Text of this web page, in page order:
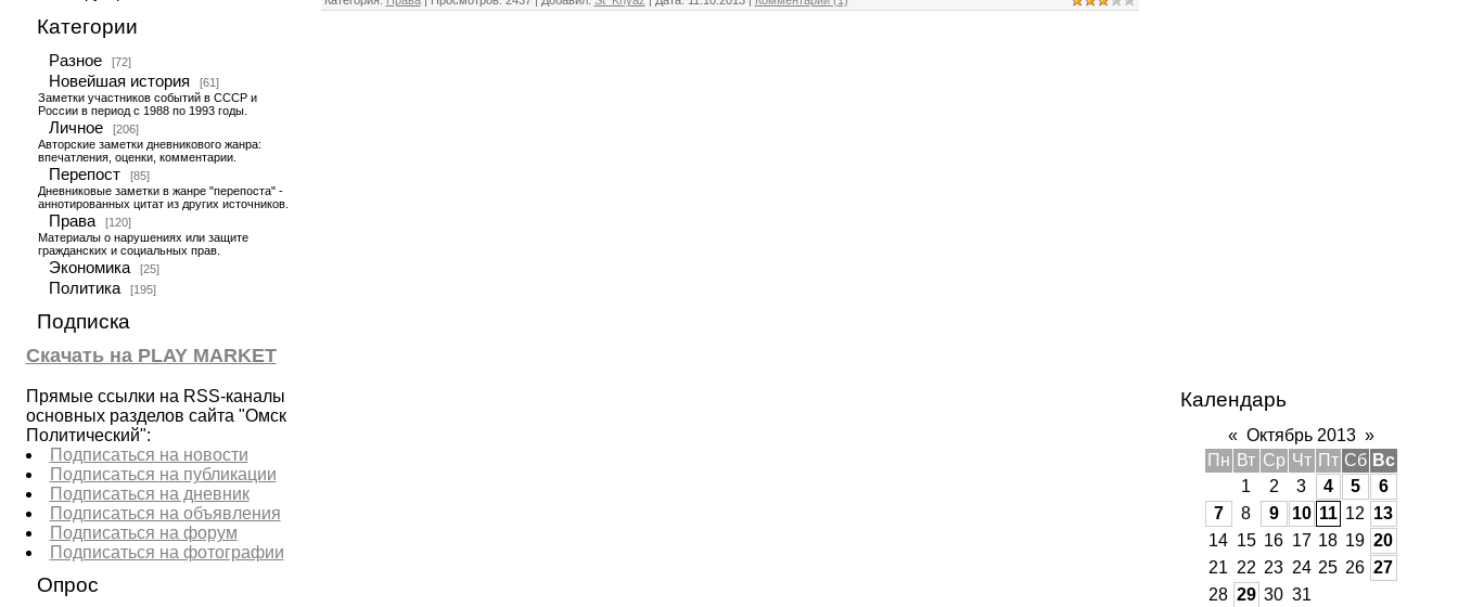
Категории
Разное [72]
Новейшая история
[61]
Заметки участников событий в СССР и
России в период с 1988 по 1993 годы.
Личное
[206]
Авторские заметки дневникового жанра:
впечатления, оценки, комментарии.
Перепост
[85]
Дневниковые заметки в жанре "перепоста" -
аннотированных цитат из других источников.
Права
[120]
Материалы о нарушениях или защите
гражданских и социальных прав.
Экономика [25]
Политика [195]
Подписка
Скачать на PLAY MARKET
Прямые ссылки на RSS-каналы
основных разделов сайта "Омск
Политический":
Подписаться на новости
Подписаться на публикации
Подписаться на дневник
Подписаться на объявления
Подписаться на форум
Подписаться на фотографии
Опрос
Календарь
« Октябрь 2013 »
Пн Вт Ср Чт Пт Сб Вс
1
2 3 4 5
6
7
8 9 10 11 12 13
14 15 16 17 18 19 20
21 22 23 24 25 26 27
28 29 30 31